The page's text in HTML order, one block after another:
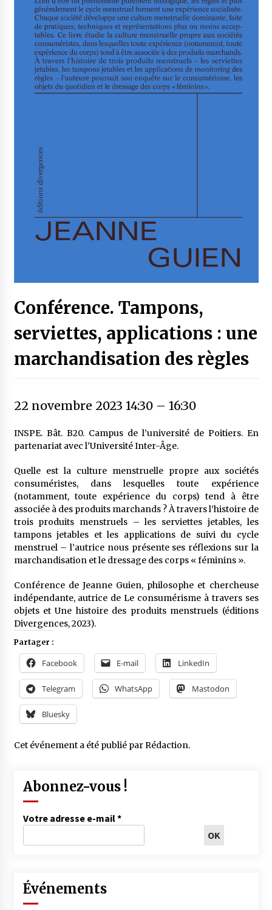
Conférence. Tampons,
serviettes, applications : une
marchandisation des règles
22 novembre 2023 14:30– 16:30
INSPE. Bât. B20. Campus de l’université de Poitiers. En
partenariat avec l’Université Inter-Âge.
Quelle est la culture menstruelle propre aux sociétés
consuméristes, dans lesquelles toute expérience
(notamment, toute expérience du corps) tend à être
associée à des produits marchands ? À travers l’histoire de
trois produits menstruels – les serviettes jetables, les
tampons jetables et les applications de suivi du cycle
menstruel – l’autrice nous présente ses réflexions sur la
marchandisation et le dressage des corps « féminins ».
Conférence de Jeanne Guien, philosophe et chercheuse
indépendante, autrice de Le consumérisme à travers ses
objets et Une histoire des produits menstruels (éditions
Divergences, 2023).
Partager :
Facebook E-mail LinkedIn
Telegram WhatsApp Mastodon
Bluesky
Cet événement a été publié par Rédaction.
Abonnez-vous !
Votre adresse e-mail*
Événements